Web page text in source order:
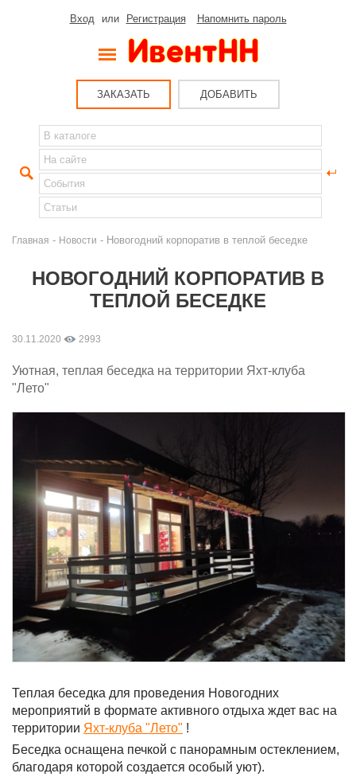
Вход или Регистрация Напомнить пароль
ЗАКАЗАТЬ ДОБАВИТЬ
Главная - Новости - Новогодний корпоратив в теплой беседке
НОВОГОДНИЙ КОРПОРАТИВ В
ТЕПЛОЙ БЕСЕДКЕ
30.11.2020 2993
Уютная, теплая беседка на территории Яхт-клуба
"Лето"
Теплая беседка для проведения Новогодних
мероприятий в формате активного отдыха ждет вас на
территории Яхт-клуба "Лето" !
Беседка оснащена печкой с панорамным остеклением,
благодаря которой создается особый уют).